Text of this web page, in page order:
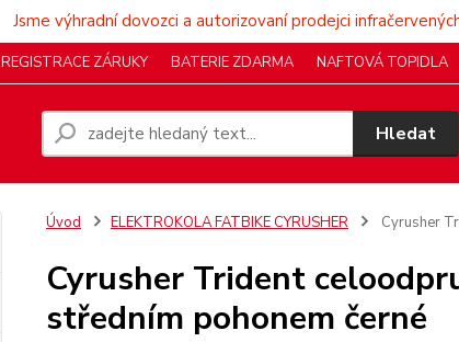
Jsme výhradní dovozci a autorizovaní prodejci
REGISTRACE ZÁRUKY BATERIE ZDARMA NAFTOVÁ TOPIDLA
Hledat
Úvod ELEKTROKOLA FATBIKE CYRUSHER Cyrusher
Cyrusher Trident
středním pohonem černé